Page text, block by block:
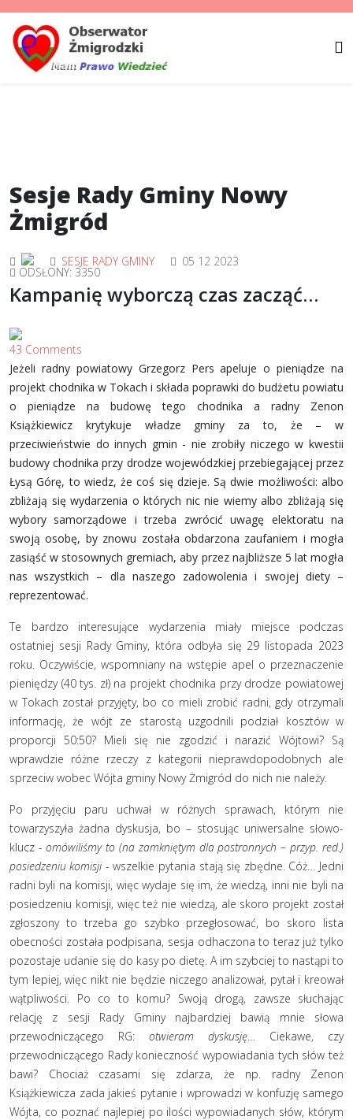
Sesje Rady Gminy Nowy
Żmigród
SESJE RADY GMINY 05 12 2023
ODSŁONY: 3350
Kampanię wyborczą czas zacząć…
43 Comments
Jeżeli radny powiatowy Grzegorz Pers apeluje o pieniądze na
projekt chodnika w Tokach i składa poprawki do budżetu powiatu
o pieniądze na budowę tego chodnika a radny Zenon
Książkiewicz krytykuje władze gminy za to, że – w
przeciwieństwie do innych gmin - nie zrobiły niczego w kwestii
budowy chodnika przy drodze wojewódzkiej przebiegającej przez
Łysą Górę, to wiedz, że coś się dzieje. Są dwie możliwości: albo
zbliżają się wydarzenia o których nic nie wiemy albo zbliżają się
wybory samorządowe i trzeba zwrócić uwagę elektoratu na
swoją osobę, by znowu została obdarzona zaufaniem i mogła
zasiąść w stosownych gremiach, aby przez najbliższe 5 lat mogła
nas wszystkich – dla naszego zadowolenia i swojej diety –
reprezentować.
Te bardzo interesujące wydarzenia miały miejsce podczas
ostatniej sesji Rady Gminy, która odbyła się 29 listopada 2023
roku. Oczywiście, wspomniany na wstępie apel o przeznaczenie
pieniędzy (40 tys. zł) na projekt chodnika przy drodze powiatowej
w Tokach został przyjęty, bo co mieli zrobić radni, gdy otrzymali
informację, że wójt ze starostą uzgodnili podział kosztów w
proporcji 50:50? Mieli się nie zgodzić i narazić Wójtowi? Są
wprawdzie różne rzeczy z kategorii nieprawdopodobnych ale
sprzeciw wobec Wójta gminy Nowy Żmigród do nich nie należy.
Po przyjęciu paru uchwał w różnych sprawach, którym nie
towarzyszyła żadna dyskusja, bo – stosując uniwersalne słowo-
klucz - omówiliśmy to (na zamkniętym dla postronnych – przyp. red.)
posiedzeniu komisji- wszelkie pytania stają się zbędne. Cóż… Jedni
radni byli na komisji, więc wydaje się im, że wiedzą, inni nie byli na
posiedzeniu komisji, więc też nie wiedzą, ale skoro projekt został
zgłoszony to trzeba go szybko przegłosować, bo skoro lista
obecności została podpisana, sesja odhaczona to teraz już tylko
pozostaje udanie się do kasy po dietę. A im szybciej to nastąpi to
tym lepiej, więc nikt nie będzie niczego analizował, pytał i kreował
wątpliwości. Po co to komu? Swoją drogą, zawsze słuchając
relację z sesji Rady Gminy najbardziej bawią mnie słowa
przewodniczącego RG: otwieram dyskusję… Ciekawe, czy
przewodniczącego Rady konieczność wypowiadania tych słów też
bawi? Chociaż czasami się zdarza, że np. radny Zenon
Książkiewicza zada jakieś pytanie i wprowadzi w konfuzję samego
Wójta, co poznać najlepiej po ilości wypowiadanych słów, którym